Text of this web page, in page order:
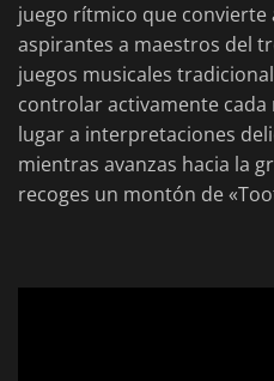
juego rítmico que convierte
aspirantes a maestros del
juegos musicales
controlar activamente
lugar a interpretaciones
mientras avanzas hacia la
recoges un montón de